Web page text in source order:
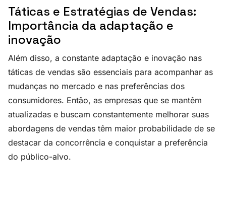
Táticas e Estratégias de Vendas:
Importância da adaptação e
inovação
Além disso, a constante adaptação e inovação nas
táticas de vendas são essenciais para acompanhar as
mudanças no mercado e nas preferências dos
consumidores. Então, as empresas que se mantêm
atualizadas e buscam constantemente melhorar suas
abordagens de vendas têm maior probabilidade de se
destacar da concorrência e conquistar a preferência
do público-alvo.